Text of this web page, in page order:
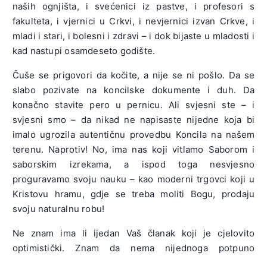
naših ognjišta, i svećenici iz pastve, i profesori s
fakulteta, i vjernici u Crkvi, i nevjer­nici izvan Crkve, i
mladi i stari, i bolesni i zdravi – i dok bijaste u mla­dosti i
kad nastupi osamdeseto godište.
Čuše se prigovori da kočite, a nije se ni pošlo. Da se
slabo poziva­te na koncilske dokumente i duh. Da
konačno stavite pero u pernicu. Ali svjesni ste – i
svjesni smo – da nikad ne napisaste nijedne koja bi
imalo ugrozila autentičnu provedbu Koncila na našem
terenu. Napro­tiv! No, ima nas koji vitlamo Saborom i
saborskim izrekama, a ispod toga nesvjesno
proguravamo svoju nauku – kao moderni trgovci koji u
Kristovu hramu, gdje se treba moliti Bogu, prodaju
svoju naturalnu robu!
Ne znam ima li ijedan Vaš članak koji je cjelovito
optimistički. Znam da nema nijednoga potpuno